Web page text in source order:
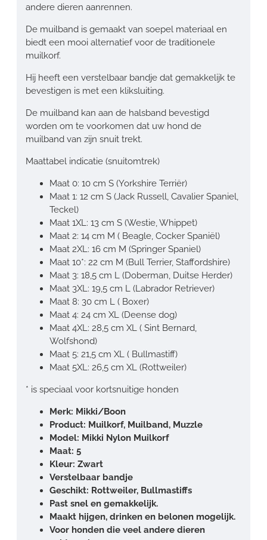
andere dieren aanrennen.
De muilband is gemaakt van soepel materiaal en
biedt een mooi alternatief voor de traditionele
muilkorf.
Hij heeft een verstelbaar bandje dat gemakkelijk te
bevestigen is met een kliksluiting.
De muilband kan aan de halsband bevestigd
worden om te voorkomen dat uw hond de
muilband van zijn snuit trekt.
Maattabel indicatie (snuitomtrek)
Maat 0: 10 cm S (Yorkshire Terriër)
Maat 1: 12 cm S (Jack Russell, Cavalier Spaniel,
Teckel)
Maat 1XL: 13 cm S (Westie, Whippet)
Maat 2: 14 cm M ( Beagle, Cocker Spaniël)
Maat 2XL: 16 cm M (Springer Spaniel)
Maat 10*: 22 cm M (Bull Terrier, Staffordshire)
Maat 3: 18,5 cm L (Doberman, Duitse Herder)
Maat 3XL: 19,5 cm L (Labrador Retriever)
Maat 8: 30 cm L ( Boxer)
Maat 4: 24 cm XL (Deense dog)
Maat 4XL: 28,5 cm XL ( Sint Bernard,
Wolfshond)
Maat 5: 21,5 cm XL ( Bullmastiff)
Maat 5XL: 26,5 cm XL (Rottweiler)
* is speciaal voor kortsnuitige honden
Merk: Mikki/Boon
Product: Muilkorf, Muilband, Muzzle
Model: Mikki Nylon Muilkorf
Maat: 5
Kleur: Zwart
Verstelbaar bandje
Geschikt: Rottweiler, Bullmastiffs
Past snel en gemakkelijk.
Maakt hijgen, drinken en belonen mogelijk.
Voor honden die veel andere dieren